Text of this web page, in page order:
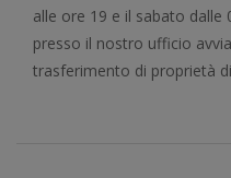
alle ore 19 e il sabato dalle
presso il nostro ufficio
trasferimento di proprietà